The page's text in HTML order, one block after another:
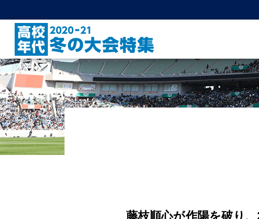
藤枝順心が作陽を破り